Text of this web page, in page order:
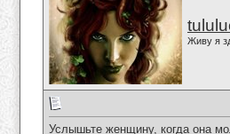
Живу я
Услышьте женщину, когда она